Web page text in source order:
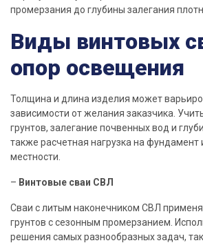
промерзания до глубины залегания
Виды винтовых
опор освещения
Толщина и длина изделия может
зависимости от желания заказчика.
грунтов, залегание почвенных вод и
также расчетная нагрузка на фундамент
местности.
– Винтовые сваи СВЛ
Сваи с литым наконечником СВЛ
грунтов с сезонным промерзанием.
решения самых разнообразных задач,